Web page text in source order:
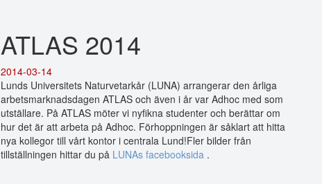
ATLAS 2014
2014-03-14
Lunds Universitets Naturvetarkår (LUNA) arrangerar den årliga
arbetsmarknadsdagen ATLAS och även i år var Adhoc med som
utställare. På ATLAS möter vi nyfikna studenter och berättar om
hur det är att arbeta på Adhoc. Förhoppningen är såklart att hitta
nya kollegor till vårt kontor i centrala Lund!Fler bilder från
tillställningen hittar du på LUNAs facebooksida.